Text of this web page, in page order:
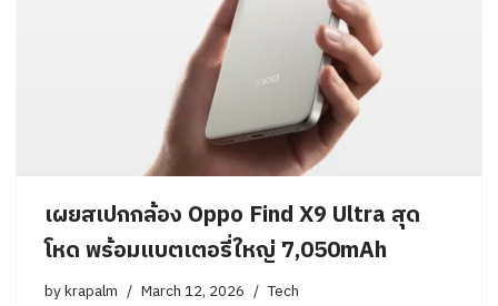
เผยสเปกกล้อง Oppo Find X9 Ultra สุด
โหด พร้อมแบตเตอรี่ใหญ่ 7,050mAh
bykrapalm March 12, 2026 Tech